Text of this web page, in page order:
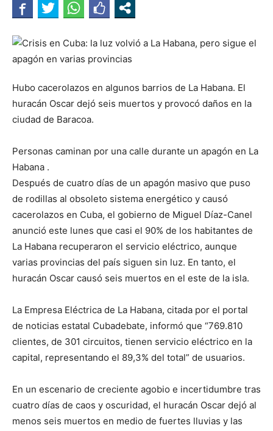
Hubo cacerolazos en algunos barrios de La Habana. El
huracán Oscar dejó seis muertos y provocó daños en la
ciudad de Baracoa.
Personas caminan por una calle durante un apagón en La
Habana .
Después de cuatro días de un apagón masivo que puso
de rodillas al obsoleto sistema energético y causó
cacerolazos en Cuba, el gobierno de Miguel Díaz-Canel
anunció este lunes que casi el 90% de los habitantes de
La Habana recuperaron el servicio eléctrico, aunque
varias provincias del país siguen sin luz. En tanto, el
huracán Oscar causó seis muertos en el este de la isla.
La Empresa Eléctrica de La Habana, citada por el portal
de noticias estatal Cubadebate, informó que “769.810
clientes, de 301 circuitos, tienen servicio eléctrico en la
capital, representando el 89,3% del total” de usuarios.
En un escenario de creciente agobio e incertidumbre tras
cuatro días de caos y oscuridad, el huracán Oscar dejó al
menos seis muertos en medio de fuertes lluvias y las